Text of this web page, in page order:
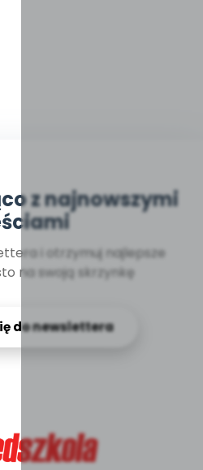
z najnowszymi
i otrzymuj najlepsze
na swoją skrzynkę
do newslettera